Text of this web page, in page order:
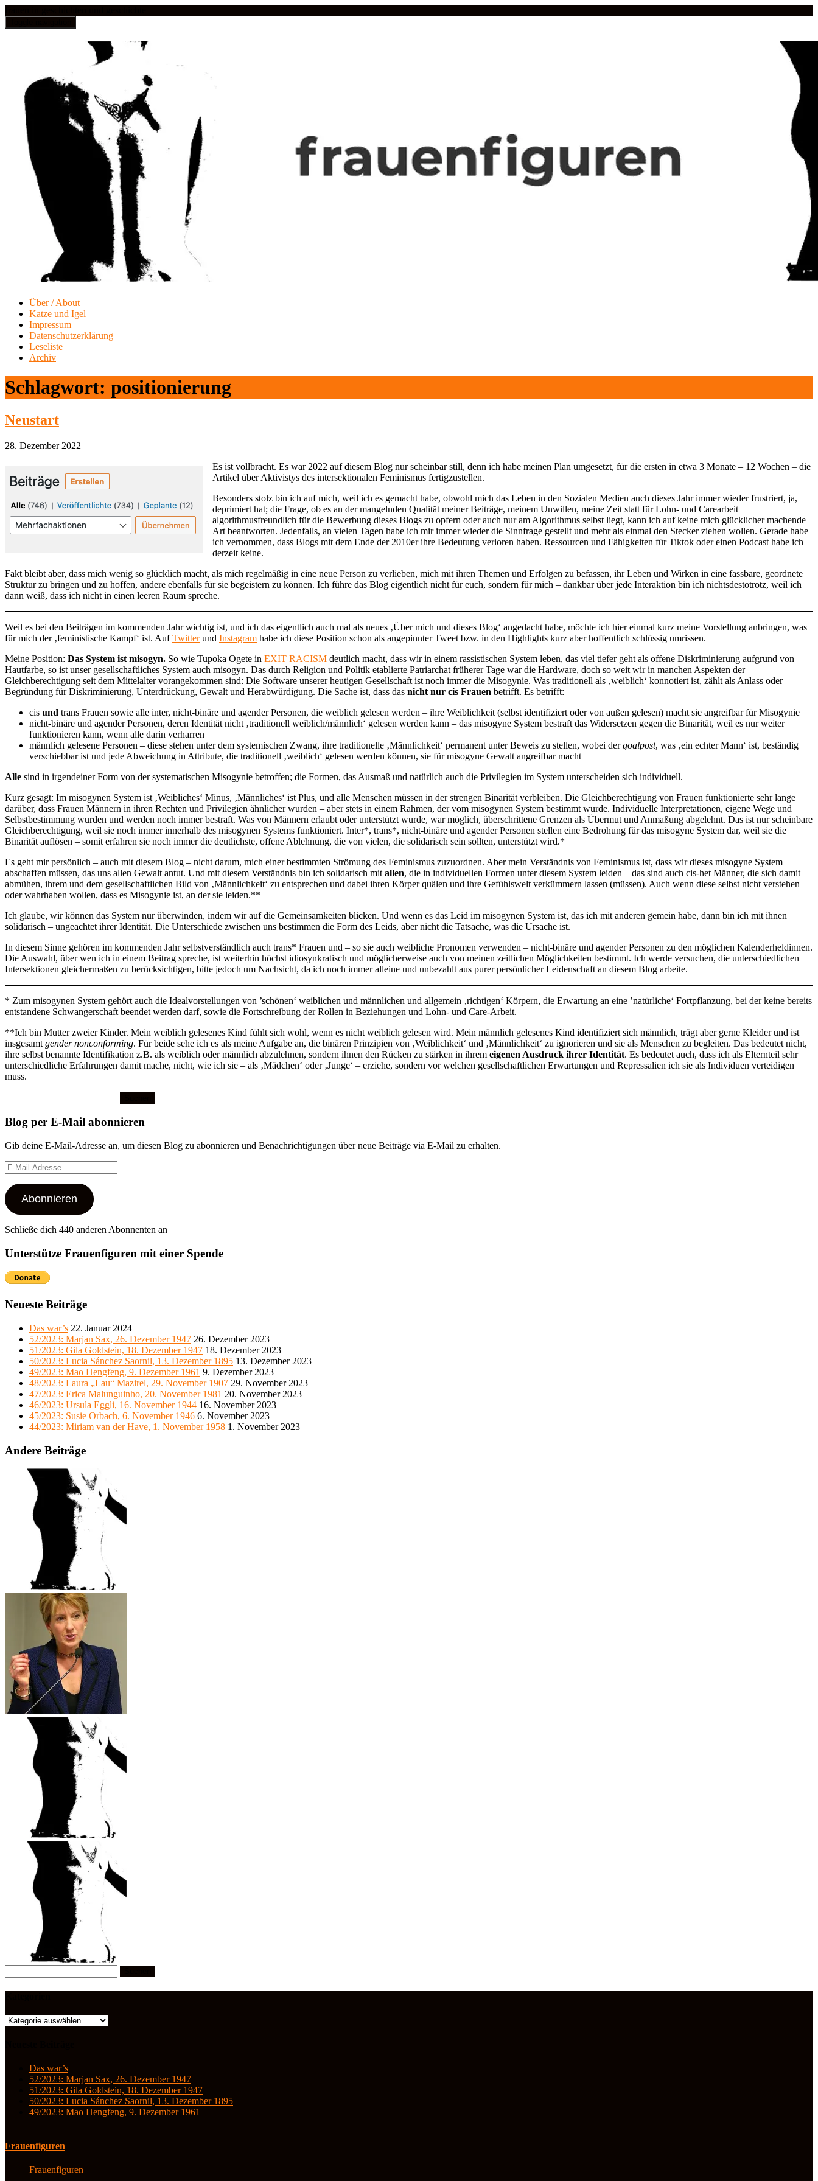
Über / About
Katze und Igel
Impressum
Datenschutzerklärung
Leseliste
Archiv
Schlagwort: positionierung
Neustart
28. Dezember 2022
Es ist vollbracht. Es war 2022 auf diesem Blog nur scheinbar still, denn ich habe meinen Plan umgesetzt, für die ersten in etwa 3 Monate – 12 Wochen – die
Artikel über Aktivistys des intersektionalen Feminismus fertigzustellen.
Besonders stolz bin ich auf mich, weil ich es gemacht habe, obwohl mich das Leben in den Sozialen Medien auch dieses Jahr immer wieder frustriert, ja,
deprimiert hat; die Frage, ob es an der mangelnden Qualität meiner Beiträge, meinem Unwillen, meine Zeit statt für Lohn- und Carearbeit
algorithmusfreundlich für die Bewerbung dieses Blogs zu opfern oder auch nur am Algorithmus selbst liegt, kann ich auf keine mich glücklicher machende
Art beantworten. Jedenfalls, an vielen Tagen habe ich mir immer wieder die Sinnfrage gestellt und mehr als einmal den Stecker ziehen wollen. Gerade habe
ich vernommen, dass Blogs mit dem Ende der 2010er ihre Bedeutung verloren haben. Ressourcen und Fähigkeiten für Tiktok oder einen Podcast habe ich
derzeit keine.
Fakt bleibt aber, dass mich wenig so glücklich macht, als mich regelmäßig in eine neue Person zu verlieben, mich mit ihren Themen und Erfolgen zu befassen, ihr Leben und Wirken in eine fassbare, geordnete
Struktur zu bringen und zu hoffen, andere ebenfalls für sie begeistern zu können. Ich führe das Blog eigentlich nicht für euch, sondern für mich – dankbar über jede Interaktion bin ich nichtsdestotrotz, weil ich
dann weiß, dass ich nicht in einen leeren Raum spreche.
Weil es bei den Beiträgen im kommenden Jahr wichtig ist, und ich das eigentlich auch mal als neues ‚Über mich und dieses Blog‘ angedacht habe, möchte ich hier einmal kurz meine Vorstellung anbringen, was
für mich der ‚feministische Kampf‘ ist. AufTwitterund Instagram habe ich diese Position schon als angepinnter Tweet bzw. in den Highlights kurz aber hoffentlich schlüssig umrissen.
Meine Position: Das System ist misogyn. So wie Tupoka Ogete in EXIT RACISM deutlich macht, dass wir in einem rassistischen System leben, das viel tiefer geht als offene Diskriminierung aufgrund von
Hautfarbe, so ist unser gesellschaftliches System auch misogyn. Das durch Religion und Politik etablierte Patriarchat früherer Tage war die Hardware, doch so weit wir in manchen Aspekten der
Gleichberechtigung seit dem Mittelalter vorangekommen sind: Die Software unserer heutigen Gesellschaft ist noch immer die Misogynie. Was traditionell als ‚weiblich‘ konnotiert ist, zählt als Anlass oder
Begründung für Diskriminierung, Unterdrückung, Gewalt und Herabwürdigung. Die Sache ist, dass das nicht nur cis Frauen betrifft. Es betrifft:
cis und trans Frauen sowie alle inter, nicht-binäre und agender Personen, die weiblich gelesen werden – ihre Weiblichkeit (selbst identifiziert oder von außen gelesen) macht sie angreifbar für Misogynie
nicht-binäre und agender Personen, deren Identität nicht ‚traditionell weiblich/männlich‘ gelesen werden kann – das misogyne System bestraft das Widersetzen gegen die Binarität, weil es nur weiter
funktionieren kann, wenn alle darin verharren
männlich gelesene Personen – diese stehen unter dem systemischen Zwang, ihre traditionelle ‚Männlichkeit‘ permanent unter Beweis zu stellen, wobei dergoalpost, was ‚ein echter Mann‘ ist, beständig
verschiebbar ist und jede Abweichung in Attribute, die traditionell ‚weiblich‘ gelesen werden können, sie für misogyne Gewalt angreifbar macht
Alle sind in irgendeiner Form von der systematischen Misogynie betroffen; die Formen, das Ausmaß und natürlich auch die Privilegien im System unterscheiden sich individuell.
Kurz gesagt: Im misogynen System ist ‚Weibliches‘ Minus, ‚Männliches‘ ist Plus, und alle Menschen müssen in der strengen Binarität verbleiben. Die Gleichberechtigung von Frauen funktionierte sehr lange
darüber, dass Frauen Männern in ihren Rechten und Privilegien ähnlicher wurden – aber stets in einem Rahmen, der vom misogynen System bestimmt wurde. Individuelle Interpretationen, eigene Wege und
Selbstbestimmung wurden und werden noch immer bestraft. Was von Männern erlaubt oder unterstützt wurde, war möglich, überschrittene Grenzen als Übermut und Anmaßung abgelehnt. Das ist nur scheinbare
Gleichberechtigung, weil sie noch immer innerhalb des misogynen Systems funktioniert. Inter*, trans*, nicht-binäre und agender Personen stellen eine Bedrohung für das misogyne System dar, weil sie die
Binarität auflösen – somit erfahren sie noch immer die deutlichste, offene Ablehnung, die von vielen, die solidarisch sein sollten, unterstützt wird.*
Es geht mir persönlich – auch mit diesem Blog – nicht darum, mich einer bestimmten Strömung des Feminismus zuzuordnen. Aber mein Verständnis von Feminismus ist, dass wir dieses misogyne System
abschaffen müssen, das uns allen Gewalt antut. Und mit diesem Verständnis bin ich solidarisch mit allen, die in individuellen Formen unter diesem System leiden – das sind auch cis-het Männer, die sich damit
abmühen, ihrem und dem gesellschaftlichen Bild von ‚Männlichkeit‘ zu entsprechen und dabei ihren Körper quälen und ihre Gefühlswelt verkümmern lassen (müssen). Auch wenn diese selbst nicht verstehen
oder wahrhaben wollen, dass es Misogynie ist, an der sie leiden.**
Ich glaube, wir können das System nur überwinden, indem wir auf die Gemeinsamkeiten blicken. Und wenn es das Leid im misogynen System ist, das ich mit anderen gemein habe, dann bin ich mit ihnen
solidarisch – ungeachtet ihrer Identität. Die Unterschiede zwischen uns bestimmen die Form des Leids, aber nicht die Tatsache, was die Ursache ist.
In diesem Sinne gehören im kommenden Jahr selbstverständlich auch trans* Frauen und – so sie auch weibliche Pronomen verwenden – nicht-binäre und agender Personen zu den möglichen Kalenderheldinnen.
Die Auswahl, über wen ich in einem Beitrag spreche, ist weiterhin höchst idiosynkratisch und möglicherweise auch von meinen zeitlichen Möglichkeiten bestimmt. Ich werde versuchen, die unterschiedlichen
Intersektionen gleichermaßen zu berücksichtigen, bitte jedoch um Nachsicht, da ich noch immer alleine und unbezahlt aus purer persönlicher Leidenschaft an diesem Blog arbeite.
* Zum misogynen System gehört auch die Idealvorstellungen von ’schönen‘ weiblichen und männlichen und allgemein ‚richtigen‘ Körpern, die Erwartung an eine ’natürliche‘ Fortpflanzung, bei der keine bereits
entstandene Schwangerschaft beendet werden darf, sowie die Fortschreibung der Rollen in Beziehungen und Lohn- und Care-Arbeit.
**Ich bin Mutter zweier Kinder. Mein weiblich gelesenes Kind fühlt sich wohl, wenn es nicht weiblich gelesen wird. Mein männlich gelesenes Kind identifiziert sich männlich, trägt aber gerne Kleider und ist
insgesamt gender nonconforming. Für beide sehe ich es als meine Aufgabe an, die binären Prinzipien von ‚Weiblichkeit‘ und ‚Männlichkeit‘ zu ignorieren und sie als Menschen zu begleiten. Das bedeutet nicht,
ihre selbst benannte Identifikation z.B. als weiblich oder männlich abzulehnen, sondern ihnen den Rücken zu stärken in ihrem eigenen Ausdruck ihrer Identität. Es bedeutet auch, dass ich als Elternteil sehr
unterschiedliche Erfahrungen damit mache, nicht, wie ich sie – als ‚Mädchen‘ oder ‚Junge‘ – erziehe, sondern vor welchen gesellschaftlichen Erwartungen und Repressalien ich sie als Individuen verteidigen
muss.
nach:
Blog per E-Mail abonnieren
Gib deine E-Mail-Adresse an, um diesen Blog zu abonnieren und Benachrichtigungen über neue Beiträge via E-Mail zu erhalten.
E-
Mail-
Adresse
Abonnieren
Schließe dich 440 anderen Abonnenten an
Unterstütze Frauenfiguren mit einer Spende
Neueste Beiträge
Das war’s 22. Januar 2024
52/2023: Marjan Sax, 26. Dezember 1947 26. Dezember 2023
51/2023: Gila Goldstein, 18. Dezember 1947 18. Dezember 2023
50/2023: Lucia Sánchez Saornil, 13. Dezember 1895 13. Dezember 2023
49/2023: Mao Hengfeng, 9. Dezember 1961 9. Dezember 2023
48/2023: Laura „Lau“ Mazirel, 29. November 1907 29. November 2023
47/2023: Erica Malunguinho, 20. November 1981 20. November 2023
46/2023: Ursula Eggli, 16. November 1944 16. November 2023
45/2023: Susie Orbach, 6. November 1946 6. November 2023
44/2023: Miriam van der Have, 1. November 1958 1. November 2023
Andere Beiträge
nach:
Kategorien
Das war’s
52/2023: Marjan Sax, 26. Dezember 1947
51/2023: Gila Goldstein, 18. Dezember 1947
50/2023: Lucia Sánchez Saornil, 13. Dezember 1895
49/2023: Mao Hengfeng, 9. Dezember 1961
Frauenfiguren
Frauenfiguren